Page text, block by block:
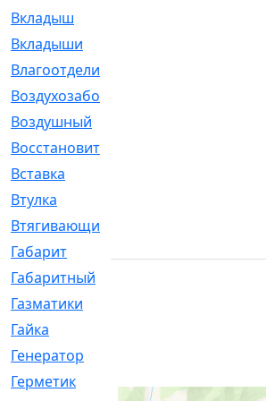
Вкладыш
Вкладыши
Влагоотделитель
Воздухозаборник
Воздушный
Восстановительный
Вставка
Втулка
Втягивающий
Габарит
Габаритный
Газматики
Гайка
Генератор
Герметик
[15]